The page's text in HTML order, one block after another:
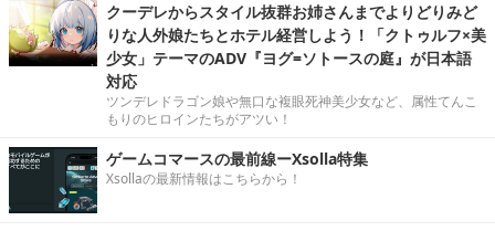
クーデレからスタイル抜群お姉さんまでよりどりみど
りな人外娘たちとホテル経営しよう！「クトゥルフ×美
少女」テーマのADV『ヨグ=ソトースの庭』が日本語
対応
ツンデレドラゴン娘や無口な複眼死神美少女など、属性てんこ
もりのヒロインたちがアツい！
ゲームコマースの最前線ーXsolla特集
Xsollaの最新情報はこちらから！